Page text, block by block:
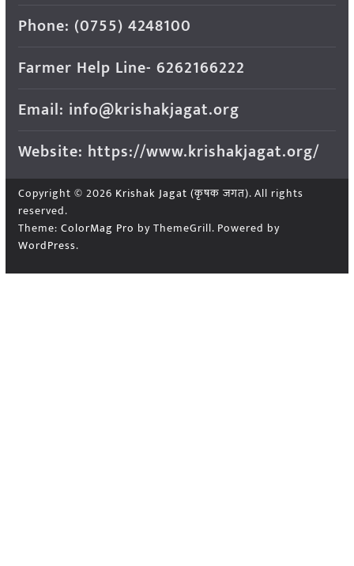
Phone: (0755) 4248100
Farmer Help Line- 6262166222
Email: info@krishakjagat.org
Website: https://www.krishakjagat.org/
Copyright © 2026 Krishak Jagat (कृषक जगत). All rights
reserved.
Theme: ColorMag Pro by ThemeGrill. Powered by
WordPress.